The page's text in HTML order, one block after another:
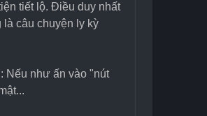
tiết lộ. Điều duy nhất
câu chuyện ly kỳ
Nếu như ấn vào "nút